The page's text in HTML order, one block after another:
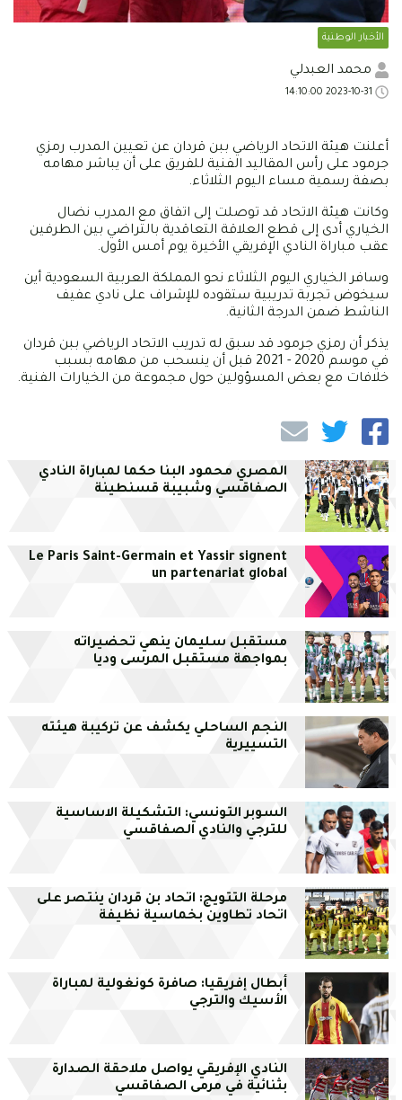
الأخبار الوطنية
محمد العبدلي
أعلنت هيئة الاتحاد الرياضي ببن قردان عن تعيين المدرب رمزي
جرمود على رأس المقاليد الفنية للفريق على أن يباشر مهامه
بصفة رسمية مساء اليوم الثلاثاء.
وكانت هيئة الاتحاد قد توصلت إلى اتفاق مع المدرب نضال
الخياري أدى إلى قطع العلاقة التعاقدية بالتراضي بين الطرفين
عقب مباراة النادي الإفريقي الأخيرة يوم أمس الأول.
وسافر الخياري اليوم الثلاثاء نحو المملكة العربية السعودية أين
سيخوض تجربة تدريبية ستقوده للإشراف على نادي عفيف
الناشط ضمن الدرجة الثانية.
يذكر أن رمزي جرمود قد سبق له تدريب الاتحاد الرياضي ببن قردان
في موسم 2020 - 2021 قبل أن ينسحب من مهامه بسبب
خلافات مع بعض المسؤولين حول مجموعة من الخيارات الفنية.
المصري محمود البنا حكما لمباراة النادي
الصفاقسي وشبيبة قسنطينة
Le Paris Saint-Germain et Yassir signent
un partenariat global
مستقبل سليمان ينهي تحضيراته
بمواجهة مستقبل المرسى وديا
النجم الساحلي يكشف عن تركيبة هيئته
التسييرية
السوبر التونسي: التشكيلة الاساسية
للترجي والنادي الصفاقسي
مرحلة التتويج: اتحاد بن قردان ينتصر على
اتحاد تطاوين بخماسية نظيفة
أبطال إفريقيا: صافرة كونغولية لمباراة
الأسيك والترجي
النادي الإفريقي يواصل ملاحقة الصدارة
بثنائية في مرمى الصفاقسي